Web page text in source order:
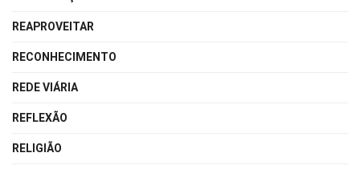
REAPROVEITAR
RECONHECIMENTO
REDE VIÁRIA
REFLEXÃO
RELIGIÃO